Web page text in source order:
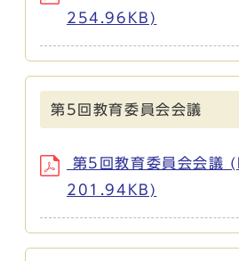
254.96KB)
第5回教育委員会会議
第5回教育委員会会議
201.94KB)